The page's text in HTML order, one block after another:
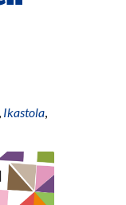
Ikastola